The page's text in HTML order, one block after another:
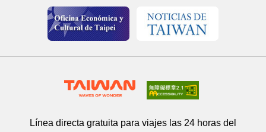
Línea directa gratuita para viajes las 24 horas del